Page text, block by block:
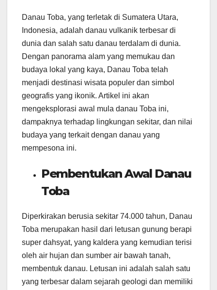
Danau Toba, yang terletak di Sumatera Utara,
Indonesia, adalah danau vulkanik terbesar di
dunia dan salah satu danau terdalam di dunia.
Dengan panorama alam yang memukau dan
budaya lokal yang kaya, Danau Toba telah
menjadi destinasi wisata populer dan simbol
geografis yang ikonik. Artikel ini akan
mengeksplorasi awal mula danau Toba ini,
dampaknya terhadap lingkungan sekitar, dan nilai
budaya yang terkait dengan danau yang
mempesona ini.
Pembentukan Awal Danau
Toba
Diperkirakan berusia sekitar 74.000 tahun, Danau
Toba merupakan hasil dari letusan gunung berapi
super dahsyat, yang kaldera yang kemudian terisi
oleh air hujan dan sumber air bawah tanah,
membentuk danau. Letusan ini adalah salah satu
yang terbesar dalam sejarah geologi dan memiliki